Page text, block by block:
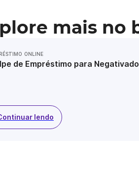
mais no
ONLINE
de Empréstimo para Negativado
lendo